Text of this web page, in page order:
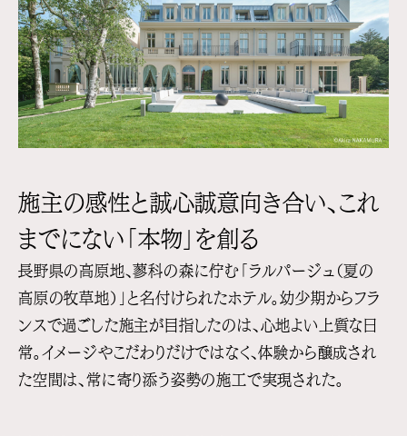
施主の感性と誠心誠意向き合い、これ
までにない「本物」を創る
長野県の高原地、蓼科の森に佇む「ラルパージュ（夏の
高原の牧草地）」と名付けられたホテル。幼少期からフラ
ンスで過ごした施主が目指したのは、心地よい上質な日
常。イメージやこだわりだけではなく、体験から醸成され
た空間は、常に寄り添う姿勢の施工で実現された。